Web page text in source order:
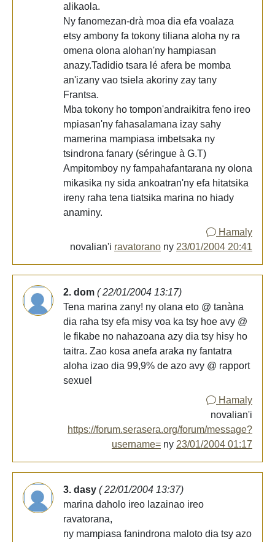
alikaola.
Ny fanomezan-drà moa dia efa voalaza
etsy ambony fa tokony tiliana aloha ny ra
omena olona alohan'ny hampiasan
anazy.Tadidio tsara lé afera be momba
an'izany vao tsiela akoriny zay tany
Frantsa.
Mba tokony ho tompon'andraikitra feno ireo
mpiasan'ny fahasalamana izay sahy
mamerina mampiasa imbetsaka ny
tsindrona fanary (séringue à G.T)
Ampitomboy ny fampahafantarana ny olona
mikasika ny sida ankoatran'ny efa hitatsika
ireny raha tena tiatsika marina no hiady
anaminy.
Hamaly
novalian'i ravatorano ny 23/01/2004 20:41
2. dom ( 22/01/2004 13:17)
Tena marina zany! ny olana eto @ tanàna
dia raha tsy efa misy voa ka tsy hoe avy @
le fikabe no nahazoana azy dia tsy hisy ho
taitra. Zao kosa anefa araka ny fantatra
aloha izao dia 99,9% de azo avy @ rapport
sexuel
Hamaly
novalian'i
https://forum.serasera.org/forum/message?
username= ny 23/01/2004 01:17
3. dasy ( 22/01/2004 13:37)
marina daholo ireo lazainao ireo
ravatorana,
ny mampiasa fanindrona maloto dia tsy azo